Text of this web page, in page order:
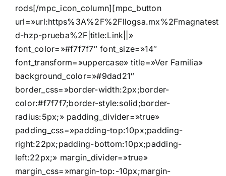
rods[/mpc_icon_column][mpc_button
url=»url:https%3A%2F%2Fllogsa.mx%2Fmagnatest-
d-hzp-prueba%2F|title:Link||»
font_color=»#f7f7f7″ font_size=»14″
font_transform=»uppercase» title=»Ver Familia»
background_color=»#9dad21″
border_css=»border-width:2px;border-
color:#f7f7f7;border-style:solid;border-
radius:5px;» padding_divider=»true»
padding_css=»padding-top:10px;padding-
right:22px;padding-bottom:10px;padding-
left:22px;» margin_divider=»true»
margin_css=»margin-top:-10px;margin-